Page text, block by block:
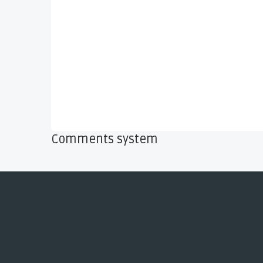
Comments system